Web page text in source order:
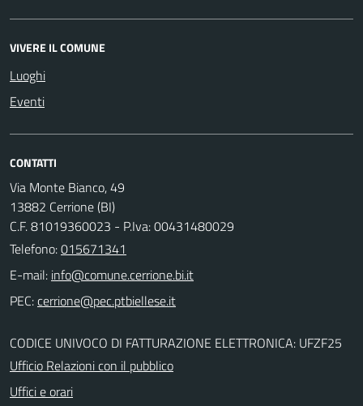
VIVERE IL COMUNE
Luoghi
Eventi
CONTATTI
Via Monte Bianco, 49
13882 Cerrione (BI)
C.F. 81019360023 - P.Iva: 00431480029
Telefono:015671341
E-mail:
PEC:
CODICE UNIVOCO DI FATTURAZIONE ELETTRONICA: UFZF25
Ufficio Relazioni con il pubblico
Uffici e orari